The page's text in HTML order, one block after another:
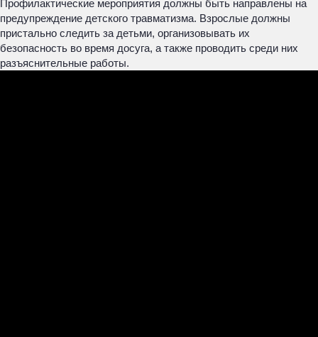
Профилактические мероприятия должны быть направлены на
предупреждение детского травматизма. Взрослые должны
пристально следить за детьми, организовывать их
безопасность во время досуга, а также проводить среди них
разъяснительные работы.